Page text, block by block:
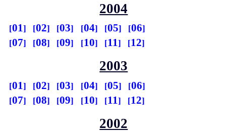
2004
01 02 03 04 05
06
07
08 09 10 11 12
2003
01 02 03 04 05
06
07
08 09 10 11 12
2002